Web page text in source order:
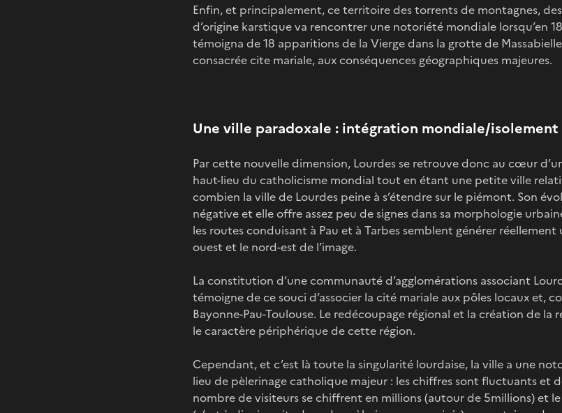
Enfin, et principalement, ce territoire des torrents de montagnes,
d’origine karstique va rencontrer une notoriété mondiale lorsqu’en
témoigna de 18 apparitions de la Vierge dans la grotte de
consacrée cite mariale, aux conséquences géographiques majeures.
Une ville paradoxale : intégration mondiale/isolement
Par cette nouvelle dimension, Lourdes se retrouve donc au cœur
haut-lieu du catholicisme mondial tout en étant une petite ville
combien la ville de Lourdes peine à s’étendre sur le piémont. Son
négative et elle offre assez peu de signes dans sa morphologie
les routes conduisant à Pau et à Tarbes semblent générer
ouest et le nord-est de l’image.
La constitution d’une communauté d’agglomérations associant
témoigne de ce souci d’associer la cité mariale aux pôles locaux et,
Bayonne-Pau-Toulouse. Le redécoupage régional et la création de la
le caractère périphérique de cette région.
Cependant, et c’est là toute la singularité lourdaise, la ville a une
lieu de pèlerinage catholique majeur : les chiffres sont fluctuants et
nombre de visiteurs se chiffrent en millions (autour de 5millions) et le